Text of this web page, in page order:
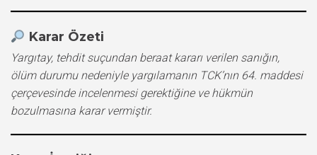
Karar Özeti
Yargıtay, tehdit suçundan beraat kararı verilen sanığın,
ölüm durumu nedeniyle yargılamanın TCK’nın 64. maddesi
çerçevesinde incelenmesi gerektiğine ve hükmün
bozulmasına karar vermiştir.